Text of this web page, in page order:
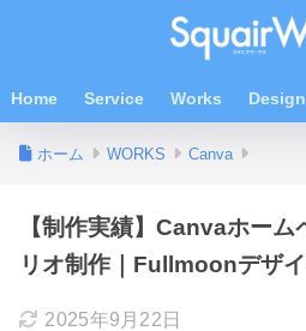
Home Service Works
ホーム WORKS Canva
【制作実績】Canvaホー
リオ制作｜Fullmoonデザ
2025年9月22日